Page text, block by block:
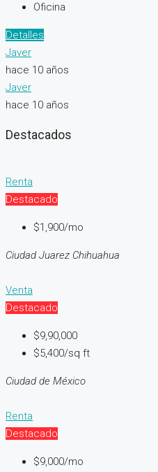
Oficina
Detalles
Javer
hace 10 años
Javer
hace 10 años
Destacados
Renta
Destacado
$1,900/mo
Ciudad Juarez Chihuahua
Venta
Destacado
$9,90,000
$5,400/sq ft
Ciudad de México
Renta
Destacado
$9,000/mo